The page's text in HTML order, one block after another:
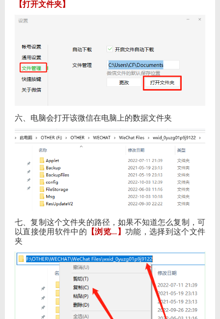
【打开文件夹】
六、电脑会打开该微信在电脑上的数据文件夹
七、复制这个文件夹的路径，如果不知道怎么复制，可
以直接使用软件中的 【浏览... 】 功能，选择到这个文件
夹